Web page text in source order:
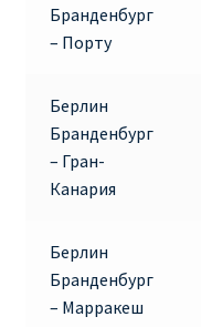
Бранденбург
– Порту
Берлин
Бранденбург
– Гран-
Канария
Берлин
Бранденбург
– Марракеш